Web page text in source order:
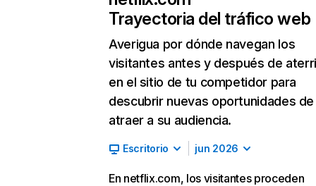
Trayectoria del tráfico web
Averigua por dónde navegan los
visitantes antes y después de
en el sitio de tu competidor para
descubrir nuevas oportunidades de
atraer a su audiencia.
Escritorio jun 2026
En netflix.com, los visitantes proceden